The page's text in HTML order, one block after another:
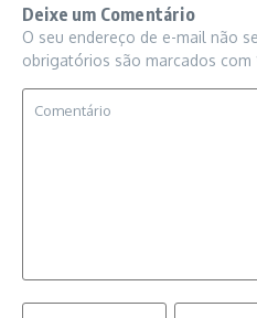
Deixe um Comentário
O seu endereço de e-mail não
obrigatórios são marcados com